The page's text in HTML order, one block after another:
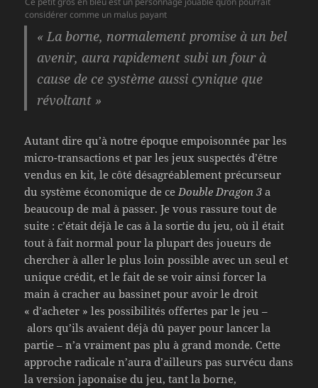
considérer comme un malus payant
« La borne, normalement promise à un bel
avenir, aura rapidement subi un four à
cause de ce système aussi cynique que
révoltant »
Autant dire qu’à notre époque empoisonnée par les
micro-transactions et par les jeux suspectés d’être
vendus en kit, le côté désagréablement précurseur
du système économique de ceDouble Dragon 3 a
beaucoup de mal à passer. Je vous rassure tout de
suite : c’était déjà le cas à la sortie du jeu, où il était
tout à fait normal pour la plupart des joueurs de
chercher à aller le plus loin possible avec un seul et
unique crédit, et le fait de se voir ainsi forcer la
main à cracher au bassinet pour avoir le droit
« d’acheter » les possibilités offertes par le jeu –
alors qu’ils avaient déjà dû payer pour lancer la
partie – n’a vraiment pas plu à grand monde. Cette
approche radicale n’aura d’ailleurs pas survécu dans
la version japonaise du jeu, tant la borne,